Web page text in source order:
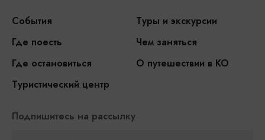
События
Туры и экскурсии
Где поесть
Чем заняться
Где остановиться
О путешествии в КО
Туристический центр
Подпишитесь на рассылку